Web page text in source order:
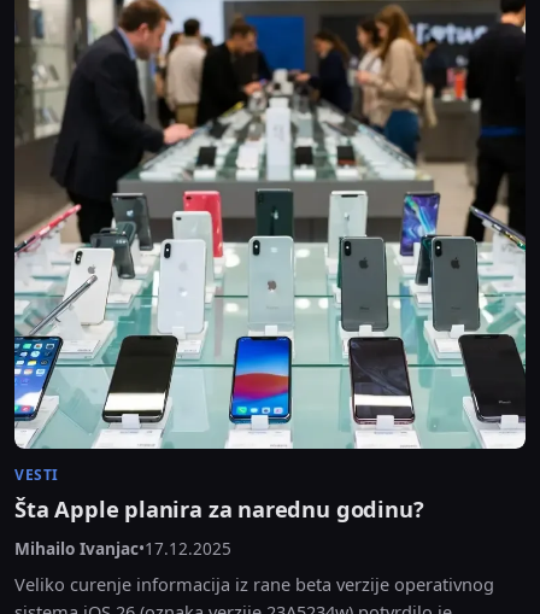
VESTI
Šta Apple planira za narednu godinu?
Mihailo Ivanjac•17.12.2025
Veliko curenje informacija iz rane beta verzije operativnog